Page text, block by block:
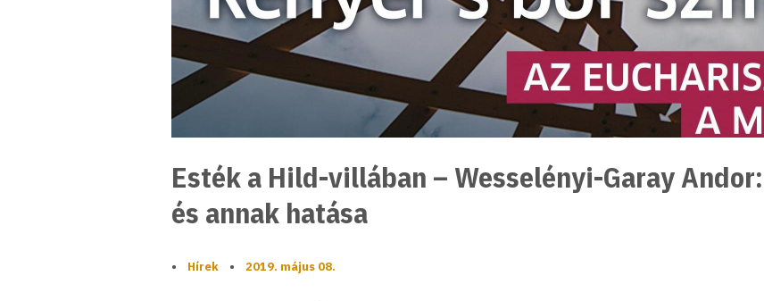
Esték a Hild-villában – Wesselényi-Garay
és annak hatása
• Hírek • 2019. május 08.